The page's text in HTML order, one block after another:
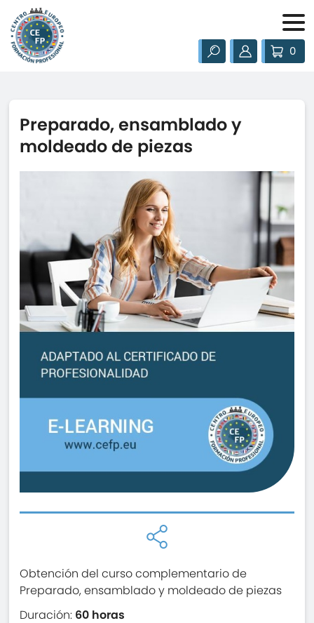
0
Preparado, ensamblado y
moldeado de piezas
Obtención del curso complementario de
Preparado, ensamblado y moldeado de piezas
Duración: 60 horas